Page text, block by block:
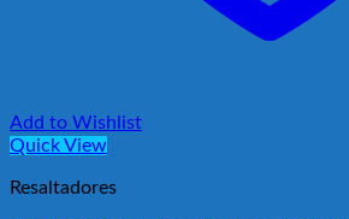
Add to Wishlist
Quick View
Resaltadores